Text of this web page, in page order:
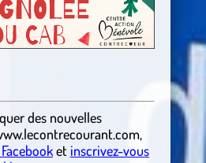
des nouvelles
,
et inscrivez-vous